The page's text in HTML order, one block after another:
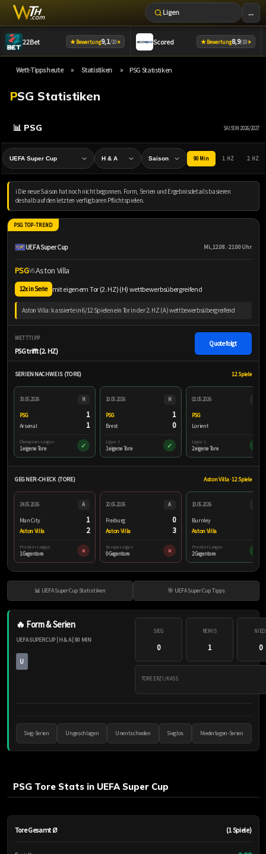
Zum
Inhalt
springen
Ligen ...
22Bet ★Bewertung9,1/10» Scored ★Bewertung8,9/10»
Wett-Tipps heute » Statistiken » PSG Statistiken
PSG Statistiken
📊 PSG SAISON 2026/2027
90 Min 1. HZ 2. HZ
ℹ️ Die neue Saison hat noch nicht begonnen. Form, Serien und Ergebnisdetails basieren
deshalb auf den letzten verfügbaren Pflichtspielen.
PSG TOP-TREND
UEFA Super Cup Mi., 12.08. · 21:00 Uhr
PSGVS.Aston Villa
12x in Serie mit eigenem Tor (2. HZ) (H) wettbewerbsübergreifend
Aston Villa: kassierte in 6/12 Spielen ein Tor in der 2. HZ (A) wettbewerbsübergreifend
WETTTIPP
PSG trifft (2. HZ)
Quote folgt
SERIENNACHWEIS (TORE) 12 Spiele
30.05.2026 H
PSG 1
Arsenal 1
Champions League
1 eigene Tore ✓
10.05.2026 H
PSG 1
Brest 0
Ligue 1
1 eigene Tore ✓
02.05.2026
PSG
Lorient
Ligue 1
2 eigene Tore
GEGNER-CHECK (TORE) Aston Villa · 12 Spiele
24.05.2026 A
Man City 1
Aston Villa 2
Premier League
1 Gegentore ×
20.05.2026 A
Freiburg 0
Aston Villa 3
Europa League
0 Gegentore ×
10.05.2026
Burnley
Aston Villa
Premier League
2 Gegentore
📊 UEFA Super Cup Statistiken 🎯 UEFA Super Cup Tipps
🔥 Form & Serien
UEFA SUPER CUP | H & A | 90 MIN
U
SIEG
0
REMIS
1
NIED.
0
TORE ERZI./KASS.
Sieg-Serien Ungeschlagen Unentschieden Sieglos Niederlagen-Serien
PSG Tore Stats in UEFA Super Cup
Tore Gesamt Ø (1 Spiele)